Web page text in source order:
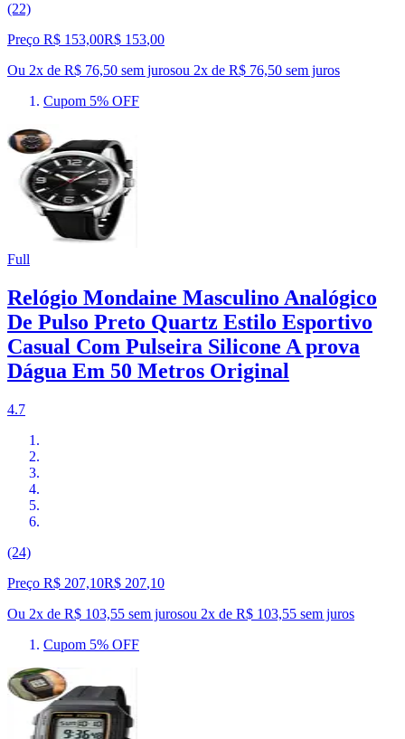
(22)
Preço R$ 153,00R$ 153,00
Ou 2x de R$ 76,50 sem jurosou 2x de R$ 76,50 sem juros
Cupom 5% OFF
Full
Relógio Mondaine Masculino Analógico
De Pulso Preto Quartz Estilo Esportivo
Casual Com Pulseira Silicone A prova
Dágua Em 50 Metros Original
4.7
(24)
Preço R$ 207,10R$ 207,10
Ou 2x de R$ 103,55 sem jurosou 2x de R$ 103,55 sem juros
Cupom 5% OFF